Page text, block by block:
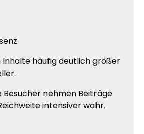
Inhalte häufig deutlich größer
Besucher nehmen Beiträge
intensiver wahr.